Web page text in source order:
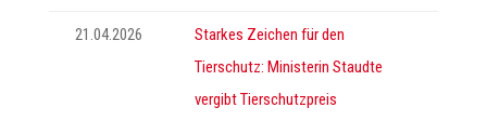
21.04.2026
Starkes Zeichen für den
Tierschutz: Ministerin Staudte
vergibt Tierschutzpreis